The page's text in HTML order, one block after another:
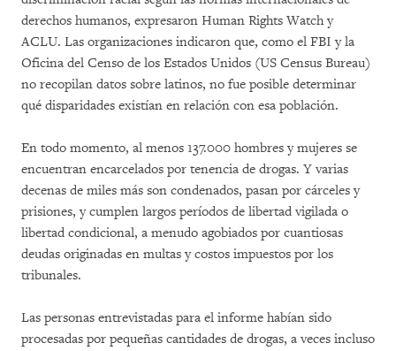
derechos humanos, expresaron Human Rights Watch y
ACLU. Las organizaciones indicaron que, como el FBI y la
Oficina del Censo de los Estados Unidos (US Census Bureau)
no recopilan datos sobre latinos, no fue posible determinar
qué disparidades existían en relación con esa población.
En todo momento, al menos 137.000 hombres y mujeres se
encuentran encarcelados por tenencia de drogas. Y varias
decenas de miles más son condenados, pasan por cárceles y
prisiones, y cumplen largos períodos de libertad vigilada o
libertad condicional, a menudo agobiados por cuantiosas
deudas originadas en multas y costos impuestos por los
tribunales.
Las personas entrevistadas para el informe habían sido
procesadas por pequeñas cantidades de drogas, a veces incluso